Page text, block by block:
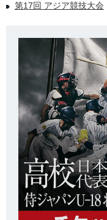
第17回 アジア競技大会